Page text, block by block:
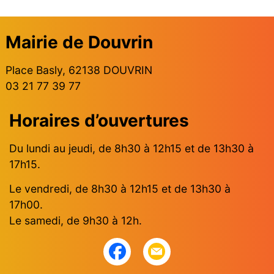
Mairie de Douvrin
Place Basly, 62138 DOUVRIN
03 21 77 39 77
Horaires d’ouvertures
Du lundi au jeudi, de 8h30 à 12h15 et de 13h30 à
17h15.
Le vendredi, de 8h30 à 12h15 et de 13h30 à
17h00.
Le samedi, de 9h30 à 12h.